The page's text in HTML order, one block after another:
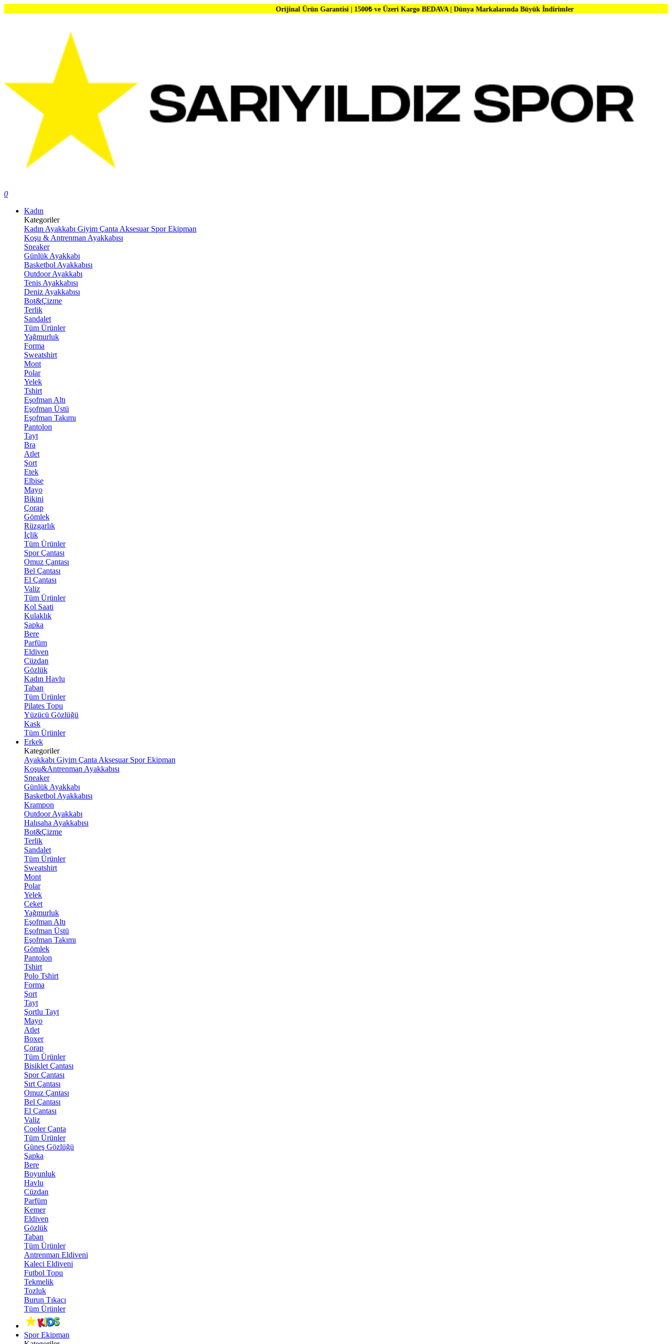
Orijinal Ürün Garantisi | 1500₺ ve Üzeri Kargo BEDAVA | Dünya Markalarında Büyük İndirimler
0
Kadın
Kategoriler
Kadın Ayakkabı Giyim Çanta Aksesuar Spor Ekipman
Koşu & Antrenman Ayakkabısı
Sneaker
Günlük Ayakkabı
Basketbol Ayakkabısı
Outdoor Ayakkabı
Tenis Ayakkabısı
Deniz Ayakkabısı
Bot&Çizme
Terlik
Sandalet
Tüm Ürünler
Yağmurluk
Forma
Sweatshirt
Mont
Polar
Yelek
Tshirt
Eşofman Altı
Eşofman Üstü
Eşofman Takımı
Pantolon
Tayt
Bra
Atlet
Şort
Etek
Elbise
Mayo
Bikini
Çorap
Gömlek
Rüzgarlık
İçlik
Tüm Ürünler
Spor Çantası
Omuz Çantası
Bel Çantası
El Çantası
Valiz
Tüm Ürünler
Kol Saati
Kulaklık
Şapka
Bere
Parfüm
Eldiven
Cüzdan
Gözlük
Kadın Havlu
Taban
Tüm Ürünler
Pilates Topu
Yüzücü Gözlüğü
Kask
Tüm Ürünler
Erkek
Kategoriler
Ayakkabı Giyim Çanta Aksesuar Spor Ekipman
Koşu&Antrenman Ayakkabısı
Sneaker
Günlük Ayakkabı
Basketbol Ayakkabısı
Krampon
Outdoor Ayakkabı
Halısaha Ayakkabısı
Bot&Çizme
Terlik
Sandalet
Tüm Ürünler
Sweatshirt
Mont
Polar
Yelek
Ceket
Yağmurluk
Eşofman Altı
Eşofman Üstü
Eşofman Takımı
Gömlek
Pantolon
Tshirt
Polo Tshirt
Forma
Şort
Tayt
Şortlu Tayt
Mayo
Atlet
Boxer
Çorap
Tüm Ürünler
Bisiklet Çantası
Spor Çantası
Sırt Çantası
Omuz Çantası
Bel Çantası
El Çantası
Valiz
Cooler Çanta
Tüm Ürünler
Güneş Gözlüğü
Şapka
Bere
Boyunluk
Havlu
Cüzdan
Parfüm
Kemer
Eldiven
Gözlük
Taban
Tüm Ürünler
Antrenman Eldiveni
Kaleci Eldiveni
Futbol Topu
Tekmelik
Tozluk
Burun Tıkacı
Tüm Ürünler
Spor Ekipman